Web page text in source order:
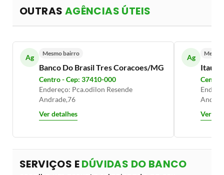
OUTRAS AGÊNCIAS ÚTEIS
Ag Mesmo bairro
Banco Do Brasil Tres Coracoes/MG
Centro - Cep: 37410-000
Endereço: Pca.odilon Resende
Andrade,76
Ver detalhes
Ag
Itaú
Centro
Ver
SERVIÇOS EDÚVIDAS DO BANCO